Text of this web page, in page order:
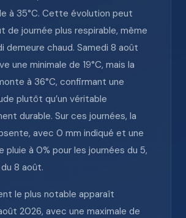
à 35°C. Cette évolution peut
de journée plus respirable, même
demeure chaud. Samedi 8 août
une minimale de 19°C, mais la
à 36°C, confirmant une
plutôt qu’un véritable
durable. Sur ces journées, la
avec 0 mm indiqué et une
pluie à 0% pour les journées du 5,
8 août.
le plus notable apparaît
2026, avec une maximale de